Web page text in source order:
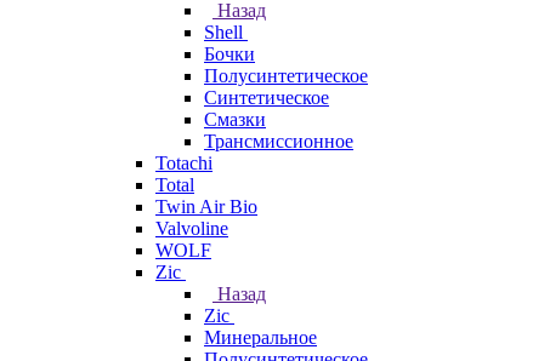
Назад
Shell
Бочки
Полусинтетическое
Синтетическое
Смазки
Трансмиссионное
Totachi
Total
Twin Air Bio
Valvoline
WOLF
Zic
Назад
Zic
Минеральное